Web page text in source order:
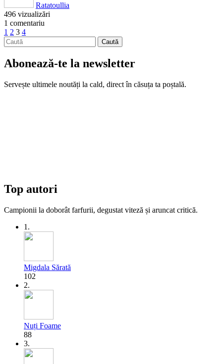
Ratatoullia
496 vizualizări
1 comentariu
1 2 3 4
Abonează-te la newsletter
Servește ultimele noutăți la cald, direct în căsuța ta poștală.
Top autori
Campionii la doborât farfurii, degustat viteză și aruncat critică.
1.
Migdala Sărată
102
2.
Nuți Foame
88
3.